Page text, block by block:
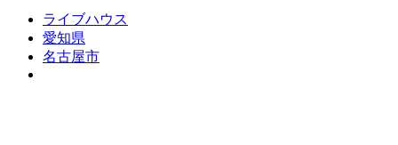
ライブハウス
愛知県
名古屋市